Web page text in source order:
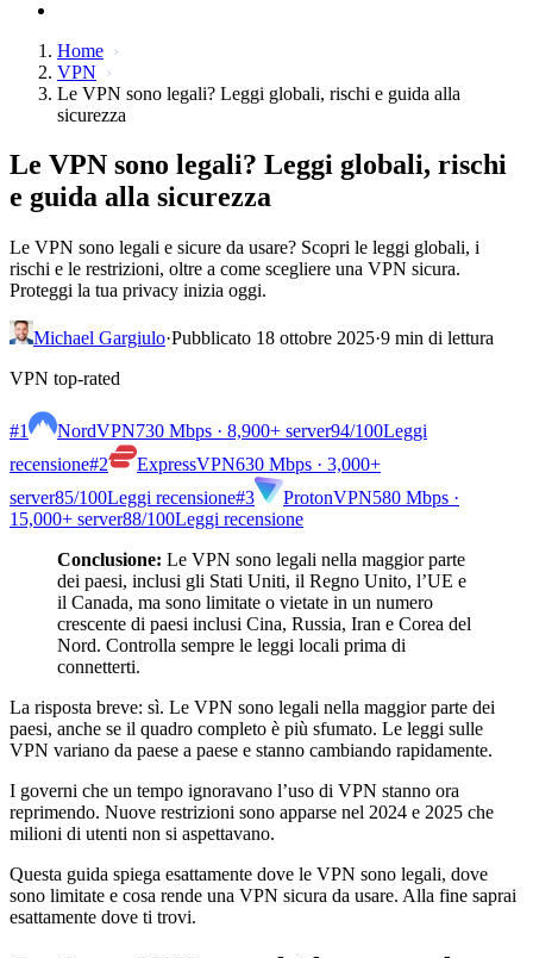
Home
VPN
Le VPN sono legali? Leggi globali, rischi e guida alla
sicurezza
Le VPN sono legali? Leggi globali, rischi
e guida alla sicurezza
Le VPN sono legali e sicure da usare? Scopri le leggi globali, i
rischi e le restrizioni, oltre a come scegliere una VPN sicura.
Proteggi la tua privacy inizia oggi.
Michael Gargiulo·Pubblicato 18 ottobre 2025·9 min di lettura
VPN top-rated
#1 NordVPN730 Mbps · 8,900+ server94/100Leggi
recensione#2 ExpressVPN630 Mbps · 3,000+
server85/100Leggi recensione#3 ProtonVPN580 Mbps ·
15,000+ server88/100Leggi recensione
Conclusione: Le VPN sono legali nella maggior parte
dei paesi, inclusi gli Stati Uniti, il Regno Unito, l’UE e
il Canada, ma sono limitate o vietate in un numero
crescente di paesi inclusi Cina, Russia, Iran e Corea del
Nord. Controlla sempre le leggi locali prima di
connetterti.
La risposta breve: sì. Le VPN sono legali nella maggior parte dei
paesi, anche se il quadro completo è più sfumato. Le leggi sulle
VPN variano da paese a paese e stanno cambiando rapidamente.
I governi che un tempo ignoravano l’uso di VPN stanno ora
reprimendo. Nuove restrizioni sono apparse nel 2024 e 2025 che
milioni di utenti non si aspettavano.
Questa guida spiega esattamente dove le VPN sono legali, dove
sono limitate e cosa rende una VPN sicura da usare. Alla fine saprai
esattamente dove ti trovi.